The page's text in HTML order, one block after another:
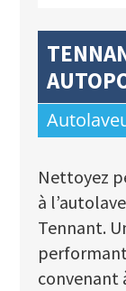
Nettoyez
à
Tennant.
convenant